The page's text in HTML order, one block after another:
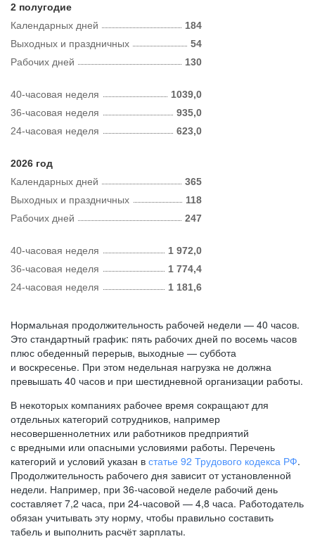
2 полугодие
Календарных дней
184
Рабочих дней 130
Выходных и праздничных 54
40-часовая неделя
1039,0
36-часовая неделя
935,0
24-часовая неделя
623,0
2026 год
Календарных дней
365
Рабочих дней 247
Выходных и праздничных 118
40-часовая неделя
1 972,0
36-часовая неделя
1 774,4
24-часовая неделя
1 181,6
Нормальная продолжительность рабочей недели — 40 часов.
Это стандартный график: пять рабочих дней по восемь часов
плюс обеденный перерыв, выходные — суббота
и воскресенье. При этом недельная нагрузка не должна
превышать 40 часов и при шестидневной организации работы.
В некоторых компаниях рабочее время сокращают для
отдельных категорий сотрудников, например
несовершеннолетних или работников предприятий
с вредными или опасными условиями работы. Перечень
категорий и условий указан в статье 92 Трудового кодекса РФ.
Продолжительность рабочего дня зависит от установленной
недели. Например, при 36-часовой неделе рабочий день
составляет 7,2 часа, при 24-часовой — 4,8 часа. Работодатель
обязан учитывать эту норму, чтобы правильно составить
табель и выполнить расчёт зарплаты.